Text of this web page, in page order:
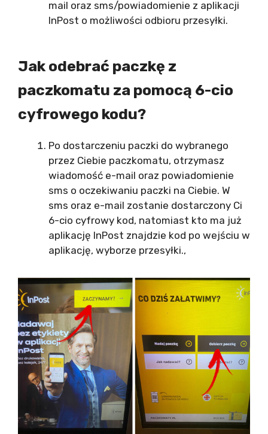
mail oraz sms/powiadomienie z aplikacji
InPost o możliwości odbioru przesyłki.
Jak odebrać paczkę z
paczkomatu za pomocą 6-cio
cyfrowego kodu?
Po dostarczeniu paczki do wybranego
przez Ciebie paczkomatu, otrzymasz
wiadomość e-mail oraz powiadomienie
sms o oczekiwaniu paczki na Ciebie. W
sms oraz e-mail zostanie dostarczony Ci
6-cio cyfrowy kod, natomiast kto ma już
aplikację InPost znajdzie kod po wejściu w
aplikację, wyborze przesyłki.,